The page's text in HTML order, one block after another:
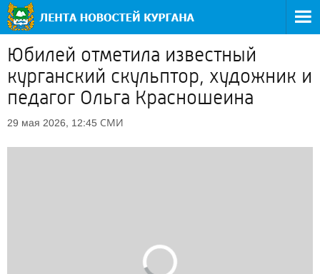
Юбилей отметила известный
курганский скульптор, художник и
педагог Ольга Красношеина
29 мая 2026, 12:45 СМИ